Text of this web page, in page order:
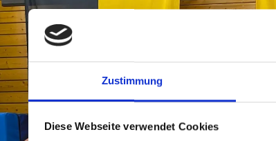
Zustimmung
Diese Webseite verwendet Cookies